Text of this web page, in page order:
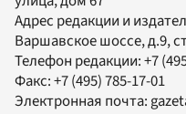
Адрес редакции и
Варшавское шоссе, д.9,
Телефон редакции:+7
Факс:+7 (495) 785-17-01
Электронная почта: